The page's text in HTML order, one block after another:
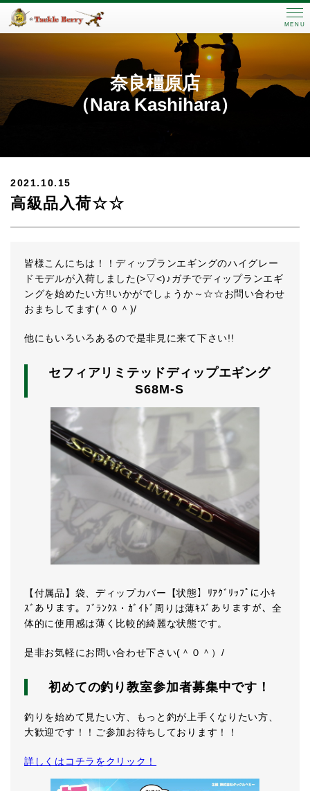
MENU
奈良橿原店
（Nara Kashihara）
2021.10.15
高級品入荷☆☆
皆様こんにちは！！ディップランエギングのハイグレー
ドモデルが入荷しました(>▽<)♪ガチでディップランエギ
ングを始めたい方!!いかがでしょうか～☆☆お問い合わせ
おまちしてます(＾０＾)/
他にもいろいろあるので是非見に来て下さい!!
セフィアリミテッドディップエギング
S68M-S
【付属品】袋、ディップカバー【状態】ﾘｱｸﾞﾘｯﾌﾟに小ｷ
ｽﾞあります。ﾌﾞﾗﾝｸｽ・ｶﾞｲﾄﾞ周りは薄ｷｽﾞありますが、全
体的に使用感は薄く比較的綺麗な状態です。
是非お気軽にお問い合わせ下さい(＾０＾）/
初めての釣り教室参加者募集中です！
釣りを始めて見たい方、もっと釣が上手くなりたい方、
大歓迎です！！ご参加お待ちしております！！
詳しくはコチラをクリック！